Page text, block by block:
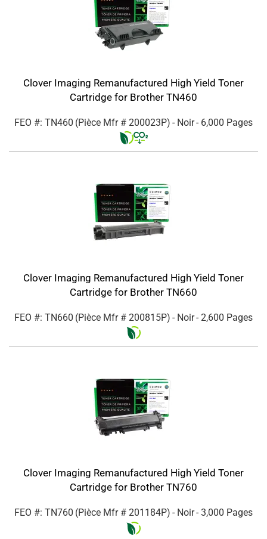
Clover Imaging Remanufactured High Yield Toner
Cartridge for Brother TN460
FEO #: TN460 (Pièce Mfr # 200023P) - Noir- 6,000 Pages
Clover Imaging Remanufactured High Yield Toner
Cartridge for Brother TN660
FEO #: TN660 (Pièce Mfr # 200815P) - Noir- 2,600 Pages
Clover Imaging Remanufactured High Yield Toner
Cartridge for Brother TN760
FEO #: TN760 (Pièce Mfr # 201184P) - Noir- 3,000 Pages